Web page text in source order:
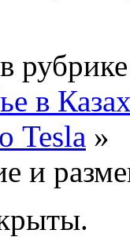
в
Tesla »
и